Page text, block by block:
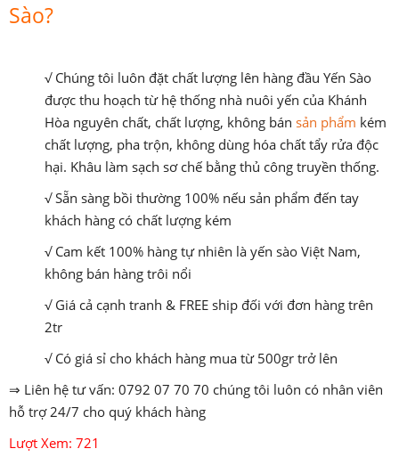
Sào?
√ Chúng tôi luôn đặt chất lượng lên hàng đầu Yến Sào
được thu hoạch từ hệ thống nhà nuôi yến của Khánh
Hòa nguyên chất, chất lượng, không bán sản phẩm kém
chất lượng, pha trộn, không dùng hóa chất tẩy rửa độc
hại. Khâu làm sạch sơ chế bằng thủ công truyền thống.
√ Sẵn sàng bồi thường 100% nếu sản phẩm đến tay
khách hàng có chất lượng kém
√ Cam kết 100% hàng tự nhiên là yến sào Việt Nam,
không bán hàng trôi nổi
√ Giá cả cạnh tranh & FREE ship đối với đơn hàng trên
2tr
√ Có giá sỉ cho khách hàng mua từ 500gr trở lên
⇒ Liên hệ tư vấn: 0792 07 70 70 chúng tôi luôn có nhân viên
hỗ trợ 24/7 cho quý khách hàng
Lượt Xem: 721